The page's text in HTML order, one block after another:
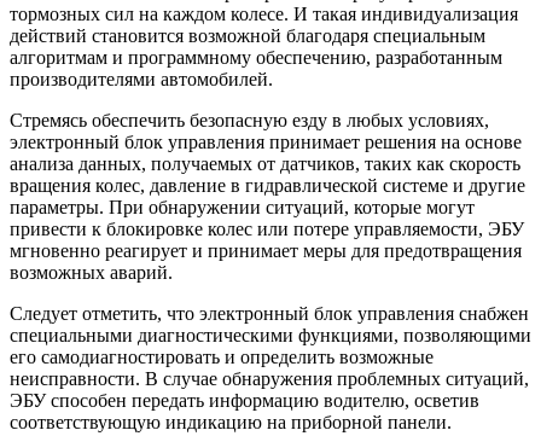
тормозных сил на каждом колесе. И такая индивидуализация
действий становится возможной благодаря специальным
алгоритмам и программному обеспечению, разработанным
производителями автомобилей.
Стремясь обеспечить безопасную езду в любых условиях,
электронный блок управления принимает решения на основе
анализа данных, получаемых от датчиков, таких как скорость
вращения колес, давление в гидравлической системе и другие
параметры. При обнаружении ситуаций, которые могут
привести к блокировке колес или потере управляемости, ЭБУ
мгновенно реагирует и принимает меры для предотвращения
возможных аварий.
Следует отметить, что электронный блок управления снабжен
специальными диагностическими функциями, позволяющими
его самодиагностировать и определить возможные
неисправности. В случае обнаружения проблемных ситуаций,
ЭБУ способен передать информацию водителю, осветив
соответствующую индикацию на приборной панели.